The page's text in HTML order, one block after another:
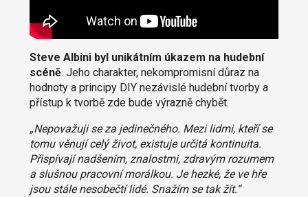
Steve Albini byl unikátním úkazem na hudební
scéně. Jeho charakter, nekompromisní důraz na
hodnoty a principy DIY nezávislé hudební tvorby a
přístup k tvorbě zde bude výrazně chybět.
„Nepovažuji se za jedinečného. Mezi lidmi, kteří se
tomu věnují celý život, existuje určitá kontinuita.
Přispívají nadšením, znalostmi, zdravým rozumem
a slušnou pracovní morálkou. Je hezké, že ve hře
jsou stále nesobečtí lidé. Snažím se tak žít.“